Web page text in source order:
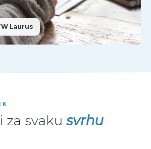
Laurus
za svakusvrhu